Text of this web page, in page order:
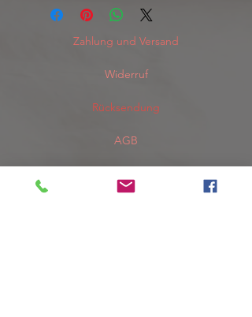
Zahlung und Versand
Widerruf
Rücksendung
AGB